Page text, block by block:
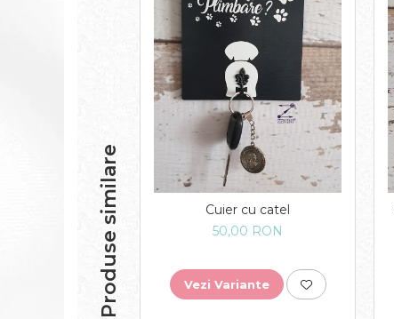
Produse similare
Cuier cu catel
50,00 RON
Vezi Variante